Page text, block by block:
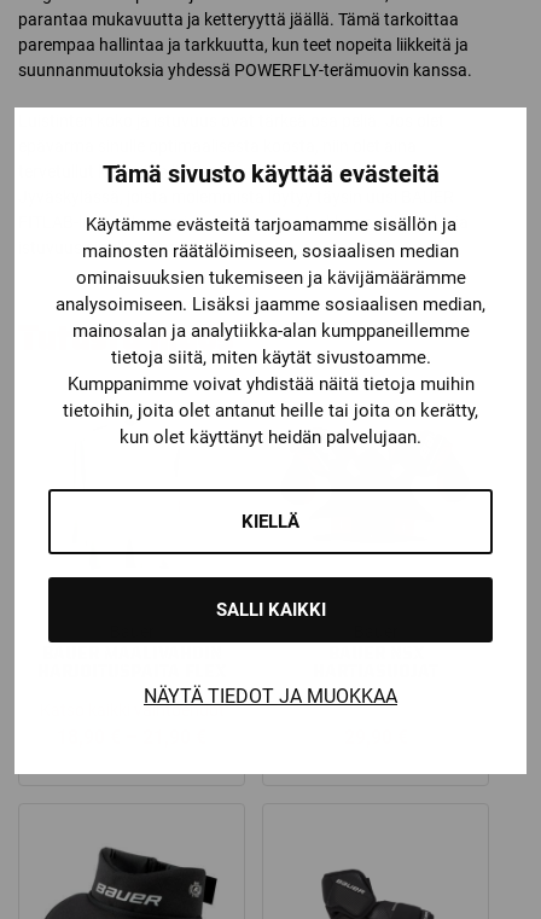
Tämä sivusto käyttää evästeitä
Käytämme evästeitä tarjoamamme sisällön ja
mainosten räätälöimiseen, sosiaalisen median
ominaisuuksien tukemiseen ja kävijämäärämme
analysoimiseen. Lisäksi jaamme sosiaalisen median,
mainosalan ja analytiikka-alan kumppaneillemme
tietoja siitä, miten käytät sivustoamme.
Kumppanimme voivat yhdistää näitä tietoja muihin
tietoihin, joita olet antanut heille tai joita on kerätty,
kun olet käyttänyt heidän palvelujaan.
KIELLÄ
SALLI KAIKKI
NÄYTÄ TIEDOT JA MUOKKAA
parantaa mukavuutta ja ketteryyttä jäällä. Tämä tarkoittaa
parempaa hallintaa ja tarkkuutta, kun teet nopeita liikkeitä ja
suunnanmuutoksia yhdessä POWERFLY-terämuovin kanssa.
tervetullut käymään liikkeessämme Tampereella tai
FITLAB-luistinskanneri, josta näemme tarkkaan mikä koko ja
istuvuus sinulle on paras.
Tutustu myös
Katso kaikki vaihtoehdot